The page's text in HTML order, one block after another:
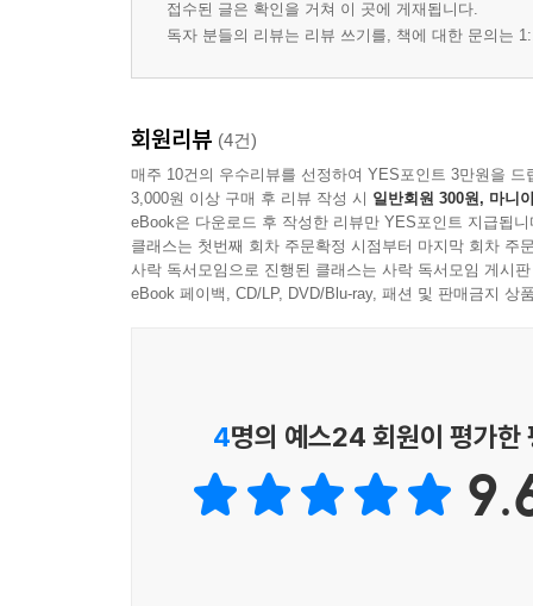
접수된 글은 확인을 거쳐 이 곳에 게재됩니다.
독자 분들의 리뷰는 리뷰 쓰기를, 책에 대한 문의는
회원리뷰 (4건)
매주 10건의 우수리뷰를 선정하여 YES포인트 3만원을 드
3,000원 이상 구매 후 리뷰 작성 시 일반회원 300원, 마니
eBook은 다운로드 후 작성한 리뷰만 YES포인트 지급됩니
클래스는 첫번째 회차 주문확정 시점부터 마지막 회차 주
사락 독서모임으로 진행된 클래스는 사락 독서모임 게시
eBook 페이백, CD/LP, DVD/Blu-ray, 패션 및 판매금지 상
4명의 예스24 회원이 평가한